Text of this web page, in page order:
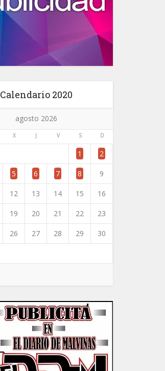
Calendario 2020
agosto 2026
X J V S D
1 2
5 6 7 8 9
12 13 14 15 16
19 20 21 22 23
26 27 28 29 30